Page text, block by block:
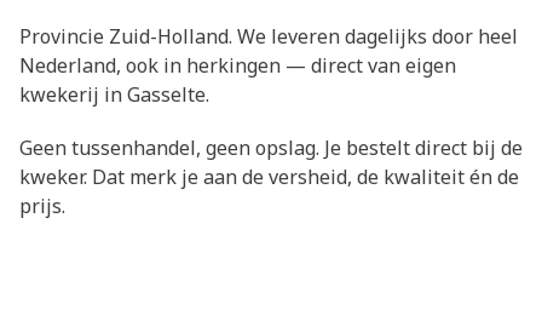
Provincie Zuid-Holland. We leveren dagelijks door heel
Nederland, ook in herkingen — direct van eigen
kwekerij in Gasselte.
Geen tussenhandel, geen opslag. Je bestelt direct bij de
kweker. Dat merk je aan de versheid, de kwaliteit én de
prijs.